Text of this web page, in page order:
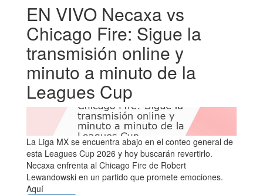
EN VIVO Necaxa vs
Chicago Fire: Sigue la
transmisión online y
minuto a minuto de la
Leagues Cup
La Liga MX se encuentra abajo en el conteo general de
esta Leagues Cup 2026 y hoy buscarán revertirlo.
Necaxa enfrenta al Chicago Fire de Robert
Lewandowski en un partido que promete emociones.
Aquí